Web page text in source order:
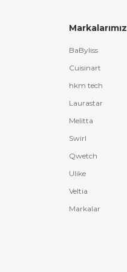
Markalarımız
BaByliss
Cuisinart
hkm tech
Laurastar
Melitta
Swirl
Qwetch
Ulike
Veltia
Markalar